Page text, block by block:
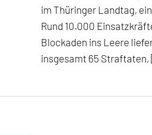
im Thüringer Landtag,
Rund 10.000
Blockaden ins Leere
insgesamt 65 Straftaten,